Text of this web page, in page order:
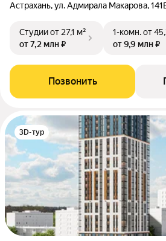
Астрахань, ул. Адмирала Макарова,
Студииот 27,1 м²
от 7,2 млн ₽
1-комн.от
от 9,9 млн ₽
Позвонить
3D-тур